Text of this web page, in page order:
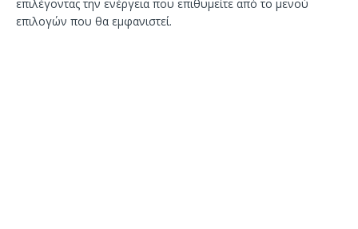
επιλέγοντας την ενέργεια που επιθυμείτε από το μενού
επιλογών που θα εμφανιστεί.